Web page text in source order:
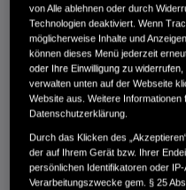
Wählen Sie eine
FG 205
von Alle ablehnen oder durch
Technologien deaktiviert. Wenn
möglicherweise Inhalte und
können dieses Menü jederzeit
oder Ihre Einwilligung zu
verwalten unten auf der Webseite
Website aus. Weitere Informationen
Datenschutzerklärung.
Durch das Klicken des
der auf Ihrem Gerät bzw. Ihrer
persönlichen Identifikatoren oder
Verarbeitungszwecke gem. § 25